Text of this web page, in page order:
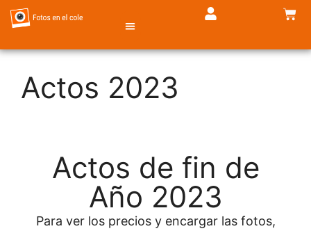
Actos 2023
Actos de fin de
Año 2023
Para ver los precios y encargar las fotos,